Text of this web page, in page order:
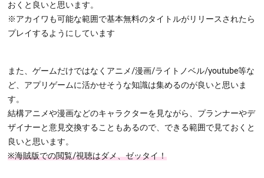
おくと良いと思います。
※アカイワも可能な範囲で基本無料のタイトルがリリースされたら
プレイするようにしています
また、ゲームだけではなくアニメ/漫画/ライトノベル/youtube等な
ど、アプリゲームに活かせそうな知識は集めるのが良いと思いま
す。
結構アニメや漫画などのキャラクターを見ながら、プランナーやデ
ザイナーと意見交換することもあるので、できる範囲で見ておくと
良いと思います。
※海賊版での閲覧/視聴はダメ、ゼッタイ！